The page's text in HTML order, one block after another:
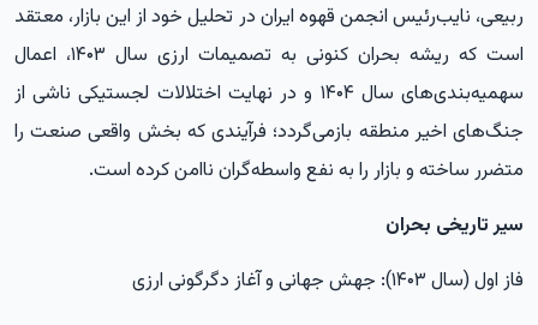
ربیعی، نایب‌رئیس انجمن قهوه ایران در تحلیل خود از این بازار، معتقد
است که ریشه بحران کنونی به تصمیمات ارزی سال ۱۴۰۳، اعمال
سهمیه‌بندی‌های سال ۱۴۰۴ و در نهایت اختلالات لجستیکی ناشی از
جنگ‌های اخیر منطقه بازمی‌گردد؛ فرآیندی که بخش واقعی صنعت را
متضرر ساخته و بازار را به نفع واسطه‌گران ناامن کرده است.
سیر تاریخی بحران
فاز اول (سال ۱۴۰۳): جهش جهانی و آغاز دگرگونی ارزی